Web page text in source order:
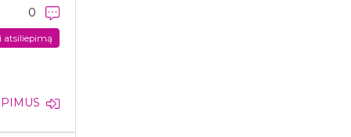
0
atsiliepimą